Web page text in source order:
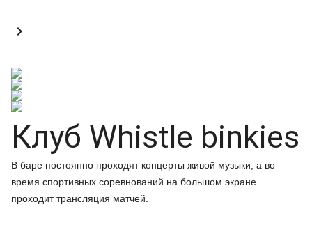

Клуб Whistle binkies
В баре постоянно проходят концерты живой музыки, а во
время спортивных соревнований на большом экране
проходит трансляция матчей.